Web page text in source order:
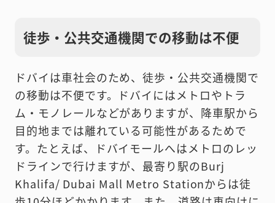
徒歩・公共交通機関での移動は不便
ドバイは車社会のため、徒歩・公共交通機関で
の移動は不便です。ドバイにはメトロやトラ
ム・モノレールなどがありますが、降車駅から
目的地までは離れている可能性があるためで
す。たとえば、ドバイモールへはメトロのレッ
ドラインで行けますが、最寄り駅のBurj
Khalifa/ Dubai Mall Metro Stationからは徒